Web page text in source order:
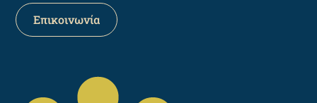
Επικοινωνία